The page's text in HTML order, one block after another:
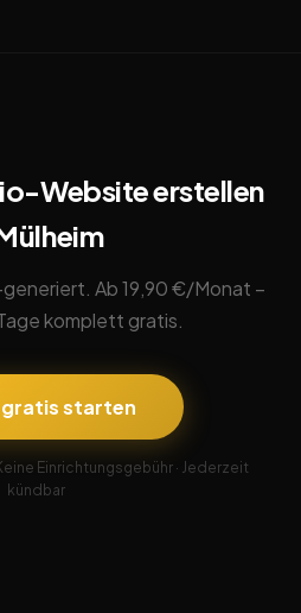
Website erstellen
Ab 19,90 €/Monat –
komplett gratis.
gratis starten
Einrichtungsgebühr · Jederzeit
kündbar